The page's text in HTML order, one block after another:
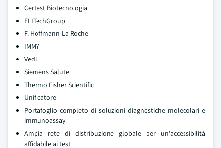
Certest Biotecnologia
ELITechGroup
F. Hoffmann-La Roche
IMMY
Vedi
Siemens Salute
Thermo Fisher Scientific
Unificatore
Portafoglio completo di soluzioni diagnostiche molecolari e
immunoassay
Ampia rete di distribuzione globale per un'accessibilità
affidabile ai test